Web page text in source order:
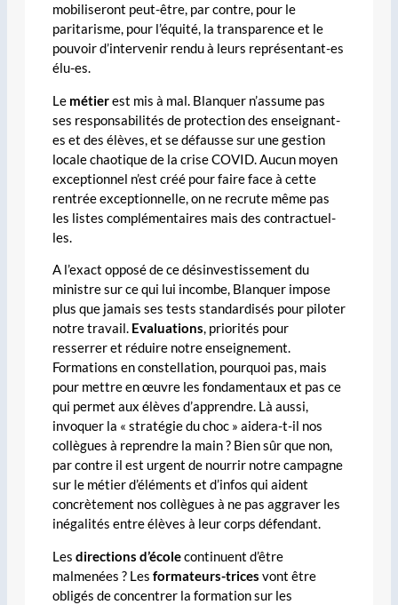
mobiliseront peut-être, par contre, pour le
paritarisme, pour l’équité, la transparence et le
pouvoir d’intervenir rendu à leurs représentant-es
élu-es.
Le métierest mis à mal. Blanquer n’assume pas
ses responsabilités de protection des enseignant-
es et des élèves, et se défausse sur une gestion
locale chaotique de la crise COVID. Aucun moyen
exceptionnel n’est créé pour faire face à cette
rentrée exceptionnelle, on ne recrute même pas
les listes complémentaires mais des contractuel-
les.
A l’exact opposé de ce désinvestissement du
ministre sur ce qui lui incombe, Blanquer impose
plus que jamais ses tests standardisés pour piloter
notre travail. Evaluations, priorités pour
resserrer et réduire notre enseignement.
Formations en constellation, pourquoi pas, mais
pour mettre en œuvre les fondamentaux et pas ce
qui permet aux élèves d’apprendre. Là aussi,
invoquer la « stratégie du choc » aidera-t-il nos
collègues à reprendre la main ? Bien sûr que non,
par contre il est urgent de nourrir notre campagne
sur le métier d’éléments et d’infos qui aident
concrètement nos collègues à ne pas aggraver les
inégalités entre élèves à leur corps défendant.
Les directions d’écolecontinuent d’être
malmenées ? Les formateurs-trices vont être
obligés de concentrer la formation sur les